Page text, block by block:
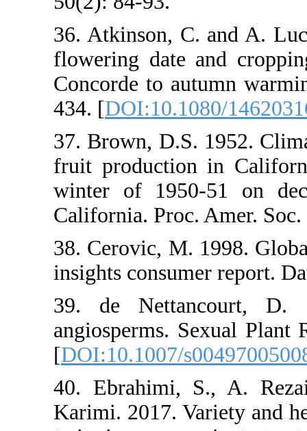
36. Atkinson,
flowering
Concorde to
434. [
37. Brown,
fruit
winter of
California.
38. Cerovic,
insights
39. de
angiosperms.
[DOI:10.1007/
40.
Karimi. 2017.